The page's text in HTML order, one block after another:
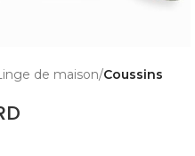
de maison Coussins